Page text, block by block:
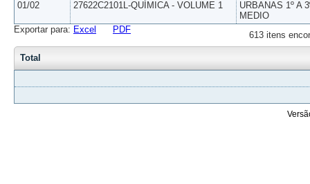
01/02 27622C2101L-QUÍMICA - VOLUME 1
URBANAS 1º A
MEDIO
613 itens
Exportar para: Excel PDF
Total